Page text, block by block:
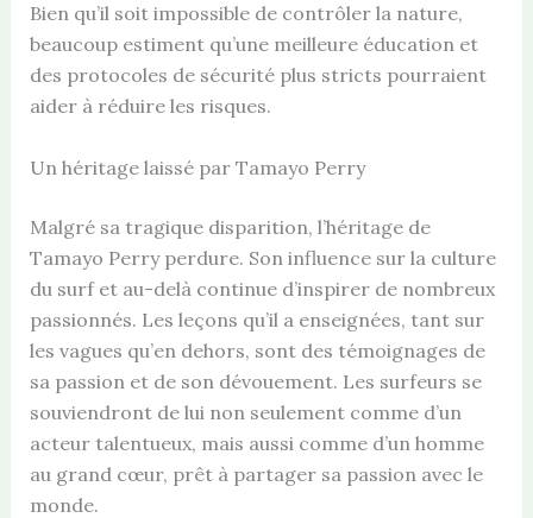
Bien qu’il soit impossible de contrôler la nature,
beaucoup estiment qu’une meilleure éducation et
des protocoles de sécurité plus stricts pourraient
aider à réduire les risques.
Un héritage laissé par Tamayo Perry
Malgré sa tragique disparition, l’héritage de
Tamayo Perry perdure. Son influence sur la culture
du surf et au-delà continue d’inspirer de nombreux
passionnés. Les leçons qu’il a enseignées, tant sur
les vagues qu’en dehors, sont des témoignages de
sa passion et de son dévouement. Les surfeurs se
souviendront de lui non seulement comme d’un
acteur talentueux, mais aussi comme d’un homme
au grand cœur, prêt à partager sa passion avec le
monde.